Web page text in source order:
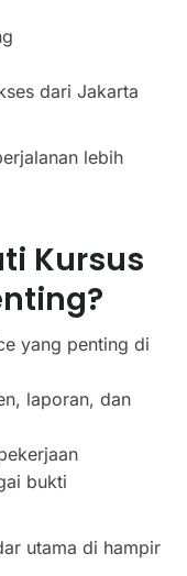
dari Jakarta
lebih
Kursus
yang penting di
laporan, dan
bukti
utama di hampir